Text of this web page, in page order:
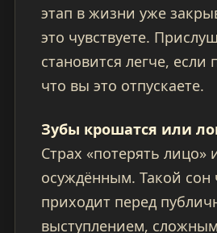
этап в жизни уже
это чувствуете.
становится легче, если
что вы это отпускаете.
Зубы крошатся или
Страх «потерять лицо»
осуждённым. Такой сон
приходит перед
выступлением,